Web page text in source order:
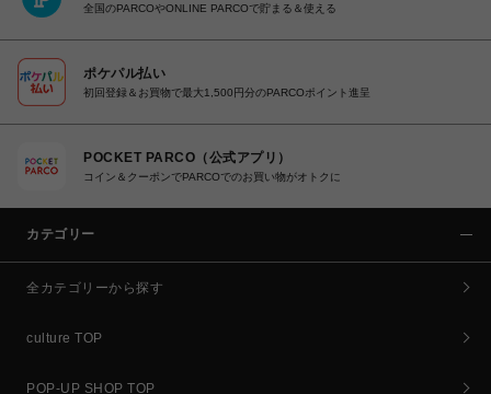
全国のPARCOやONLINE PARCOで貯まる＆使える
ポケパル払い
初回登録＆お買物で最大1,500円分のPARCOポイント進呈
POCKET PARCO（公式アプリ）
コイン＆クーポンでPARCOでのお買い物がオトクに
カテゴリー
全カテゴリーから探す
culture TOP
POP-UP SHOP TOP